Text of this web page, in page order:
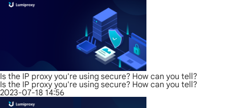
Is the IP proxy you're using secure? How can you tell?
Is the IP proxy you're using secure? How can you tell?
2023-07-18 14:56